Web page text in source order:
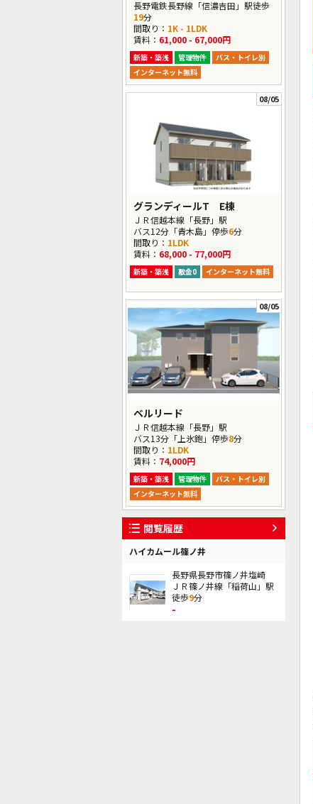
長野電鉄長野線「信濃吉田」駅徒歩
19分
間取り： 1K - 1LDK
賃料： 61,000 - 67,000円
新築・築浅 管理物件
バス・トイレ別
インターネット無料
08/05
グランディールT E棟
ＪＲ信越本線「長野」駅
バス12分「青木島」停歩6分
間取り： 1LDK
賃料： 68,000 - 77,000円
新築・築浅 敷金0 インターネット無料
08/05
ベルリード
ＪＲ信越本線「長野」駅
バス13分「上氷鉋」停歩8分
間取り： 1LDK
賃料： 74,000円
新築・築浅 管理物件
バス・トイレ別
インターネット無料
閲覧履歴
ハイカムール篠ノ井
長野県長野市篠ノ井塩崎
ＪＲ篠ノ井線「稲荷山」駅
徒歩9分
-